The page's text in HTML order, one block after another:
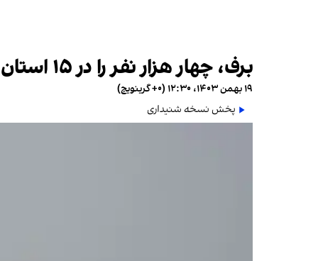
برف، چهار هزار نفر را در ۱۵ استان کشور گرفتار کرد
۱۹ بهمن ۱۴۰۳، ۱۲:۳۰ (‎+۰ گرینویچ)
پخش نسخه شنیداری